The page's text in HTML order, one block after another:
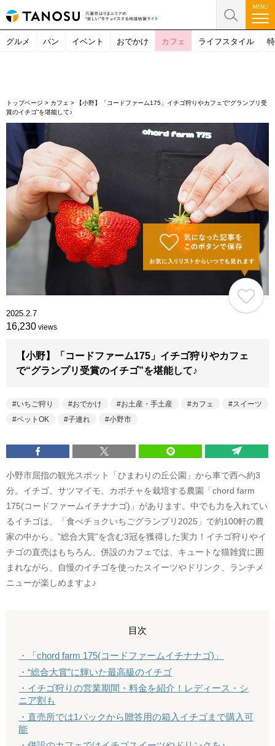
グルメ パン イベント おでかけ カフェ ライフスタイル
トップページ > カフェ >
【小野】「コードファーム175」イチゴ狩りやカフェで“グランプリ受
賞のイチゴ”を堪能して♪
2025.2.7
16,230 views
【小野】「コードファーム175」イチゴ狩りやカフェ
で“グランプリ受賞のイチゴ”を堪能して♪
いちご狩り おでかけ お土産・手土産 カフェ
スイーツ
ペットOK
子連れ 小野市
小野市屈指の観光スポット「ひまわりの丘公園」から車で西へ約3
分。イチゴ、サツマイモ、カボチャを栽培する農園「chord farm
175(コードファームイチナナゴ)」があります。中でも力を入れてい
るイチゴは、「食べチョクいちごグランプリ2025」で約100軒の農
家の中から、”総合大賞”を含む3冠を獲得した実力！イチゴ狩りやイ
チゴの直売はもちろん、併設のカフェでは、キュートな猫雑貨に囲
まれながら、自慢のイチゴを使ったスイーツやドリンク、ランチメ
ニューが楽しめますよ♪
目次
・「chord farm 175(コードファームイチナナゴ)」
・“総合大賞”に輝いた最高級のイチゴ
・イチゴ狩りの営業期間・料金を紹介！レディース・シ
ニア割も
・直売所では1パックから贈答用の箱入イチゴまで購入可
能